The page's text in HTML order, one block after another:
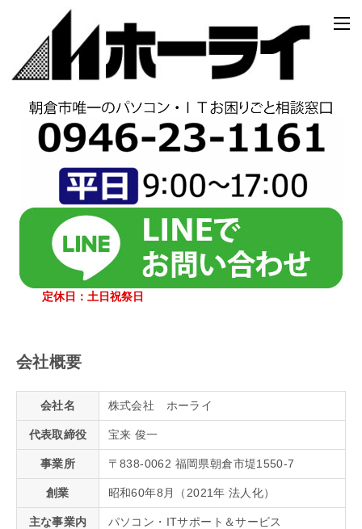
定休日：土日祝祭日
会社概要
会社名 株式会社 ホーライ
代表取締役 宝来 俊一
事業所 〒838-0062 福岡県朝倉市堤1550-7
創業 昭和60年8月（2021年 法人化）
主な事業内
パソコン・ITサポート＆サービス